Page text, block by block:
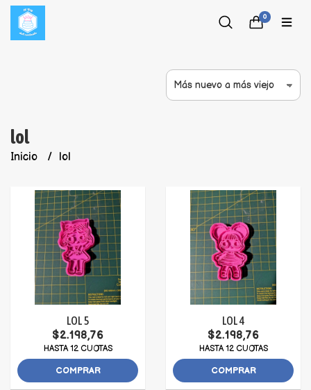
0
lol
Inicio lol
LOL 5
$2.198,76
HASTA 12 CUOTAS
COMPRAR
LOL 4
$2.198,76
HASTA 12 CUOTAS
COMPRAR